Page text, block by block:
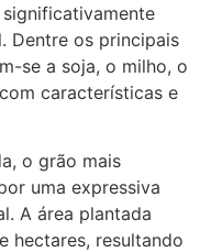
Dentre os principais
se a soja, o milho, o
características e
o grão mais
uma expressiva
A área plantada
hectares, resultando